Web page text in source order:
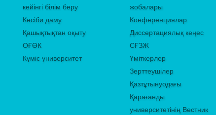
кейінгі білім беру
Кәсіби даму
Қашықтықтан оқыту
ОҒӨК
Күміс университет
жобалары
Конференциялар
Диссертациялық кеңес
СҒЗЖ
Үміткерлер
Зерттеушілер
Қазтұтынуодағы
Қарағанды
университетінің Вестник